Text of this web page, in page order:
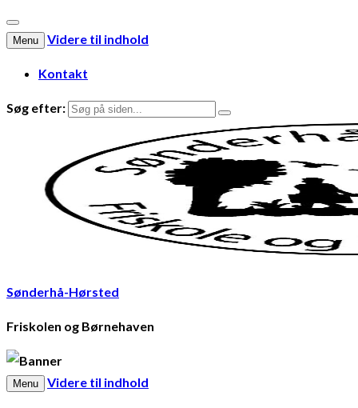
Menu Videre til indhold
Kontakt
Søg efter:
Sønderhå-Hørsted
Friskolen og Børnehaven
Menu Videre til indhold